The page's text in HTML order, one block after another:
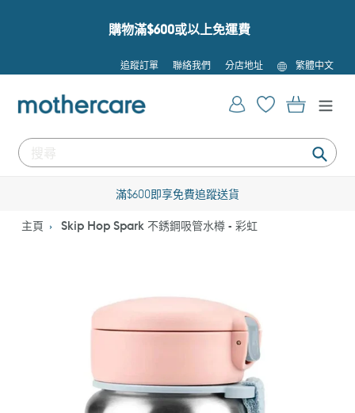
購物滿$600或以上免運費
追蹤訂單 聯絡我們 分店地址
語
言
繁體中文
提
登入 購物車
滿$600即享免費追蹤送貨
主頁 Skip Hop Spark 不銹鋼吸管水樽 - 彩虹